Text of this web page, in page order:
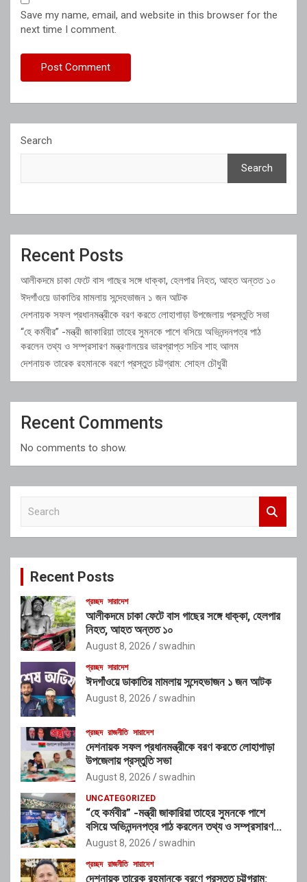
Save my name, email, and website in this browser for the
next time I comment.
Search
Search
Recent Posts
আলীকদমে চাকা ফেটে বাস গাছের সঙ্গে ধাক্কা, হেলপার নিহত, আহত অন্তত ১০
ঈদগাঁওয়ে ডাকাতির মামলায় সন্দেহভাজন ১ জন আটক
দেশনায়ক সফল প্রধানমন্ত্রীকে বরণ করতে লোহাগাড়া উপজেলায় প্রস্তুতি সভা
“হে কর্মবীর” -মন্ত্রী জাকারিয়া তাহের সুমনকে পাশে বসিয়ে অভিনন্দনপত্র পাঠ
করলেন তথ্য ও সম্প্রসারণ মন্ত্রণালয়ের ভারপ্রাপ্ত সচিব শাহ আলম
দেশনায়ক তারেক রহমানকে বরণে প্রস্তুত চট্টগ্রাম: সোহল চৌধুরী
Recent Comments
No comments to show.
c
Recent Posts
প্রচ্ছদ সারাদেশ
আলীকদমে চাকা ফেটে বাস গাছের সঙ্গে ধাক্কা, হেলপার
নিহত, আহত অন্তত ১০
August 8, 2026 swadhin
প্রচ্ছদ সারাদেশ
ঈদগাঁওয়ে ডাকাতির মামলায় সন্দেহভাজন ১ জন আটক
August 8, 2026 swadhin
প্রচ্ছদ রাজনীতি সারাদেশ
দেশনায়ক সফল প্রধানমন্ত্রীকে বরণ করতে লোহাগাড়া
উপজেলায় প্রস্তুতি সভা
August 8, 2026 swadhin
UNCATEGORIZED
“হে কর্মবীর” -মন্ত্রী জাকারিয়া তাহের সুমনকে পাশে
বসিয়ে অভিনন্দনপত্র পাঠ করলেন তথ্য ও সম্প্রসারণ
মন্ত্রণালয়ের ভারপ্রাপ্ত সচিব শাহ আলম
August 8, 2026 swadhin
প্রচ্ছদ রাজনীতি সারাদেশ
দেশনায়ক তারেক রহমানকে বরণে প্রস্তুত চট্টগ্রাম: